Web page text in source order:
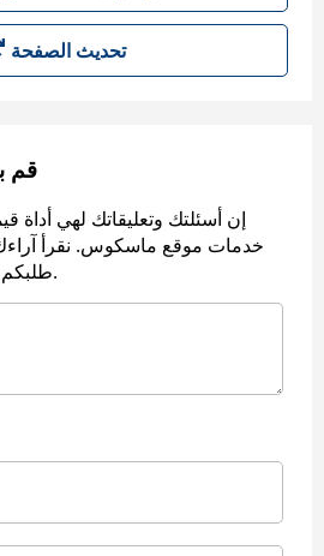
تحديث الصفحة
قم
إن أسئلتك وتعليقاتك لهي أداة
خدمات موقع ماسكوس. نقرأ
طلبكم في أسرع وقت ممكن.